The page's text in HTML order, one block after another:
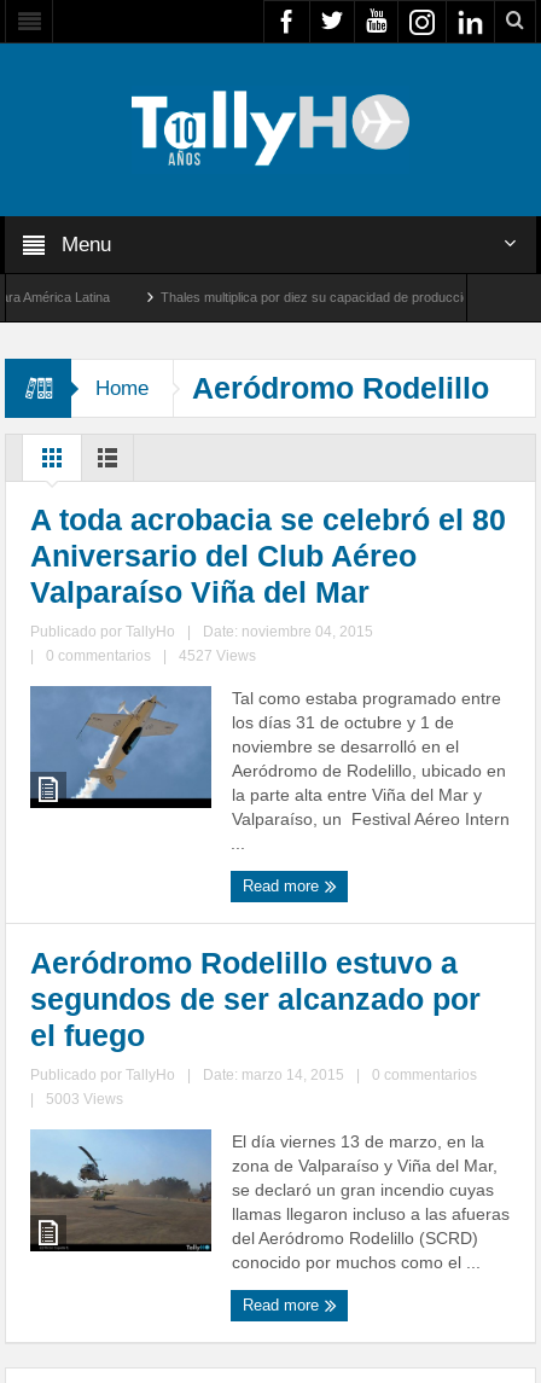
Menu
Latina Thales multiplica por diez su capacidad de producción de radares en
Home Aeródromo Rodelillo
A toda acrobacia se celebró el 80
Aniversario del Club Aéreo
Valparaíso Viña del Mar
Publicado porTallyHo
Date: noviembre 04, 2015
0 commentarios 4527 Views
Tal como estaba programado entre
los días 31 de octubre y 1 de
noviembre se desarrolló en el
Aeródromo de Rodelillo, ubicado en
la parte alta entre Viña del Mar y
Valparaíso, un Festival Aéreo Intern
...
Read more
Aeródromo Rodelillo estuvo a
segundos de ser alcanzado por
el fuego
Publicado porTallyHo Date: marzo 14, 2015
0 commentarios
5003 Views
El día viernes 13 de marzo, en la
zona de Valparaíso y Viña del Mar,
se declaró un gran incendio cuyas
llamas llegaron incluso a las afueras
del Aeródromo Rodelillo (SCRD)
conocido por muchos como el ...
Read more